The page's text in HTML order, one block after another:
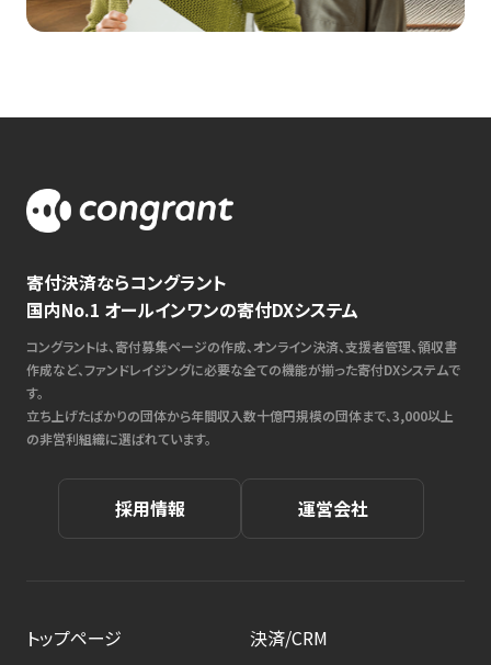
寄付決済ならコングラント
国内No.1 オールインワンの寄付DXシステム
コングラントは、寄付募集ページの作成、オンライン決済、支援者管理、領収書
作成など、ファンドレイジングに必要な全ての機能が揃った寄付DXシステムで
す。
立ち上げたばかりの団体から年間収入数十億円規模の団体まで、3,000以上
の非営利組織に選ばれています。
採用情報 運営会社
トップページ
決済/CRM